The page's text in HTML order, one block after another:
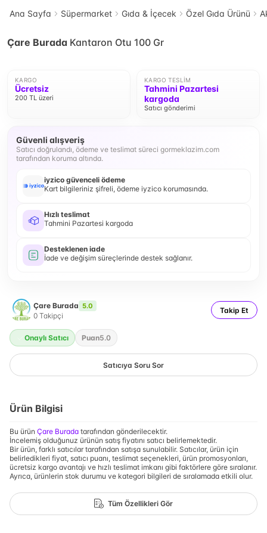
Ana Sayfa Süpermarket Gıda & İçecek Özel Gıda Ürünü
Çare Burada Kantaron Otu 100 Gr
KARGO
Ücretsiz
200 TL üzeri
KARGO TESLIM
Tahmini Pazartesi
kargoda
Satıcı gönderimi
Güvenli alışveriş
Satıcı doğrulandı, ödeme ve teslimat süreci gormeklazim.com
tarafından koruma altında.
iyzico güvenceli ödeme
Kart bilgileriniz şifreli, ödeme iyzico korumasında.
Hızlı teslimat
Tahmini Pazartesi kargoda
Desteklenen iade
İade ve değişim süreçlerinde destek sağlanır.
Çare Burada 5.0
0 Takipçi
Takip Et
Onaylı Satıcı Puan5.0
Satıcıya Soru Sor
Ürün Bilgisi
Bu ürün Çare Burada tarafından gönderilecektir.
İncelemiş olduğunuz ürünün satış fiyatını satıcı belirlemektedir.
Bir ürün, farklı satıcılar tarafından satışa sunulabilir. Satıcılar, ürün için
belirledikleri fiyat, satıcı puanı, teslimat seçenekleri, ürün promosyonları,
ücretsiz kargo avantajı ve hızlı teslimat imkanı gibi faktörlere göre sıralanır.
Ayrıca, ürünlerin stok durumu ve kategori bilgileri de sıralamada etkili olur.
Tüm Özellikleri Gör